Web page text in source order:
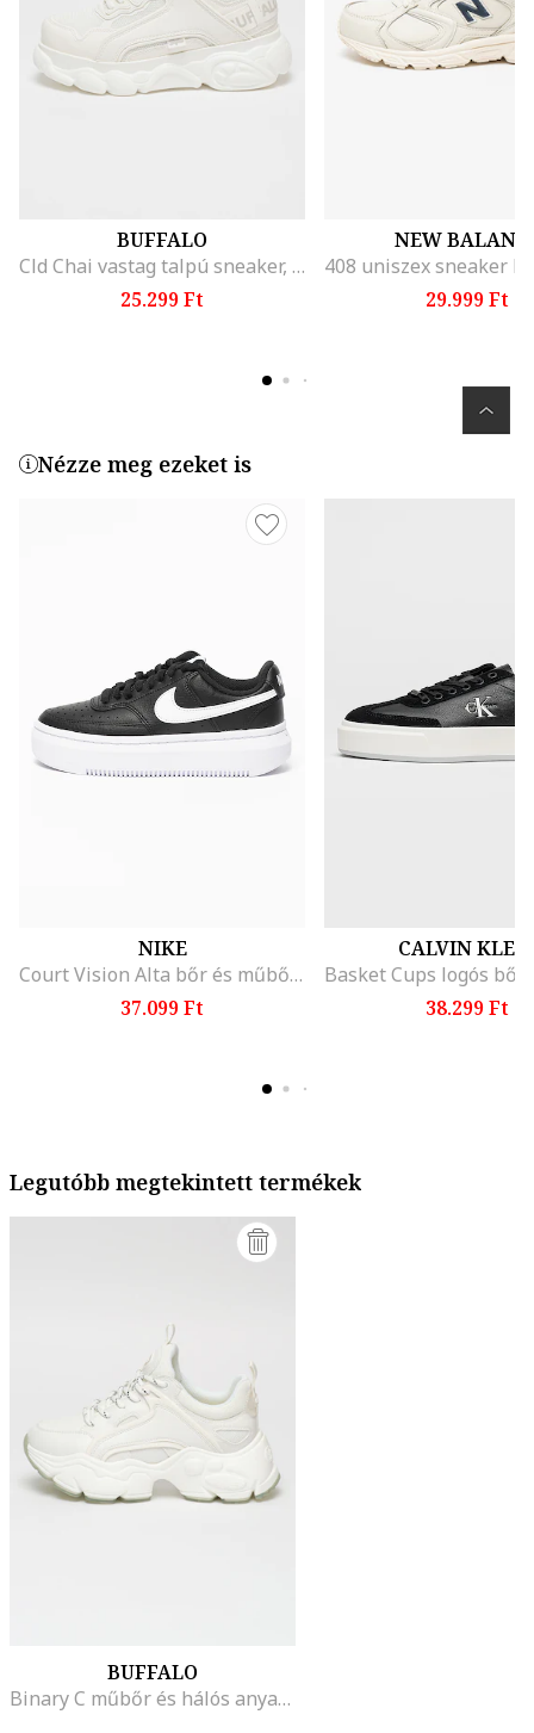
BUFFALO
Cld Chai vastag talpú sneaker, Fehér
25.299 Ft
NEW
29.999 Ft
Nézze meg ezeket is
NIKE
Court Vision Alta bőr és műbőr flatform sneaker, Fehér/Fekete
37.099 Ft
CALVIN
38.299 Ft
Legutóbb megtekintett termékek
BUFFALO
Binary C műbőr és hálós anyagú sneaker vastag talppal